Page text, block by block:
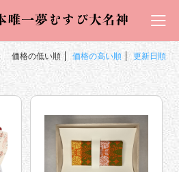
価格の低い順 価格の高い順 更新日順